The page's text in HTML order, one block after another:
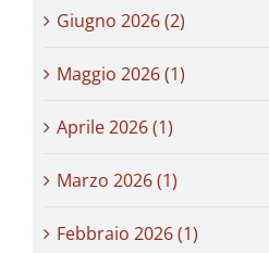
Giugno 2026 (2)
Maggio 2026 (1)
Aprile 2026 (1)
Marzo 2026 (1)
Febbraio 2026 (1)